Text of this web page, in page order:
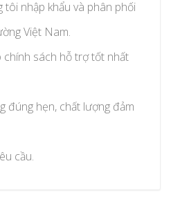
tôi nhập khẩu và phân phối
Việt Nam.
chính sách hỗ trợ tốt nhất
đúng hẹn, chất lượng đảm
cầu.